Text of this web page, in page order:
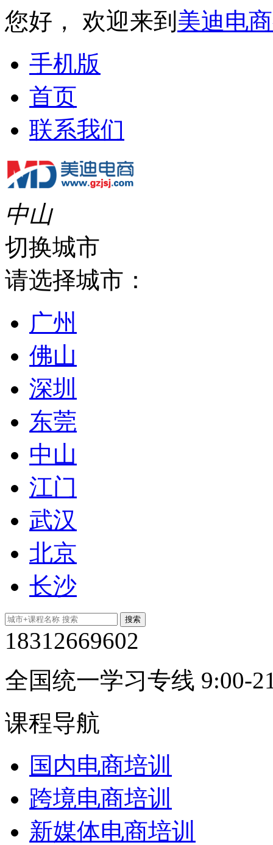
您好， 欢迎来到 美迪电
手机版
首页
联系我们
中山
切换城市
请选择城市：
广州
佛山
深圳
东莞
中山
江门
武汉
北京
长沙
18312669602
全国统一学习专线 9:00-
课程导航
国内电商培训
跨境电商培训
新媒体电商培训